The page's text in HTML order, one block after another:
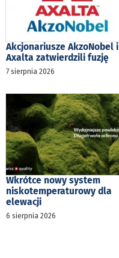
Akcjonariusze AkzoNobel i
Axalta zatwierdzili fuzję
7 sierpnia 2026
Wkrótce nowy system
niskotemperaturowy dla
elewacji
6 sierpnia 2026